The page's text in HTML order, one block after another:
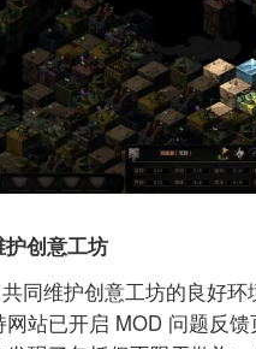
护创意工坊
同维护创意工坊的良好环
网站已开启 MOD 问题反